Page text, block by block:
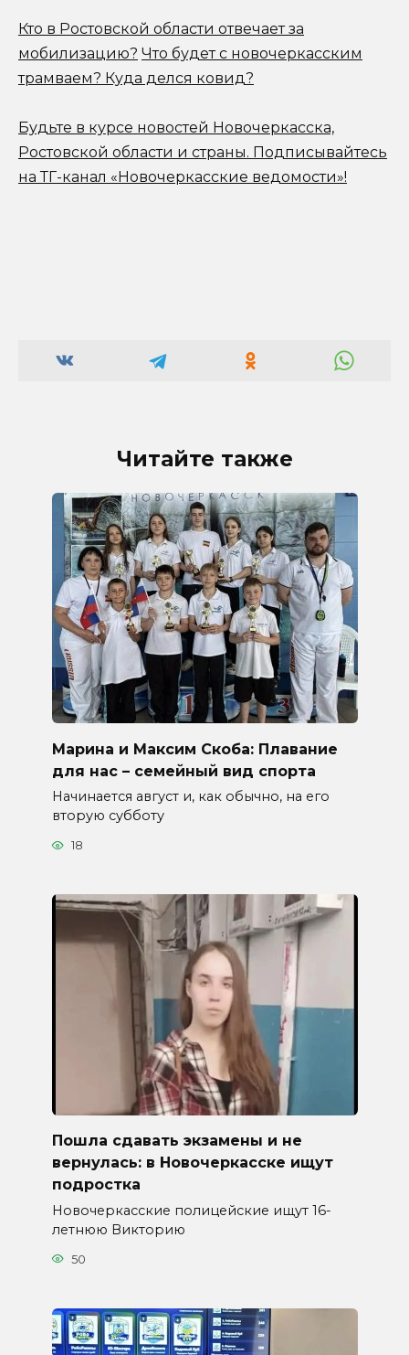
Кто в Ростовской области отвечает за
мобилизацию? Что будет с новочеркасским
трамваем? Куда делся ковид?
Будьте в курсе новостей Новочеркасска,
Ростовской области и страны. Подписывайтесь
на ТГ-канал «Новочеркасские ведомости»!
Читайте также
Марина и Максим Скоба: Плавание
для нас – семейный вид спорта
Начинается август и, как обычно, на его
вторую субботу
18
Пошла сдавать экзамены и не
вернулась: в Новочеркасске ищут
подростка
Новочеркасские полицейские ищут 16-
летнюю Викторию
50